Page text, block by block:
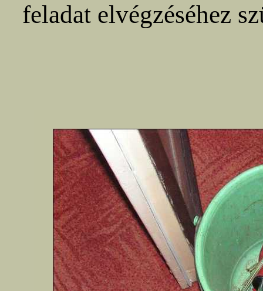
feladat elvégzéséhez